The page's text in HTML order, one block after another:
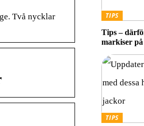
Två nycklar
TIPS
Tips –
markiser
TIPS